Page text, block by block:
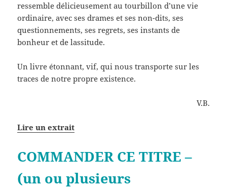
ressemble délicieusement au tourbillon d’une vie
ordinaire, avec ses drames et ses non-dits, ses
questionnements, ses regrets, ses instants de
bonheur et de lassitude.
Un livre étonnant, vif, qui nous transporte sur les
traces de notre propre existence.
V.B.
Lire un extrait
COMMANDER CE TITRE –
(un ou plusieurs